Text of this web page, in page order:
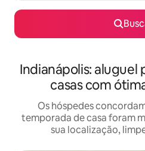
Indianápolis:
casas com
Os hóspedes
temporada de casa foram
sua localização,